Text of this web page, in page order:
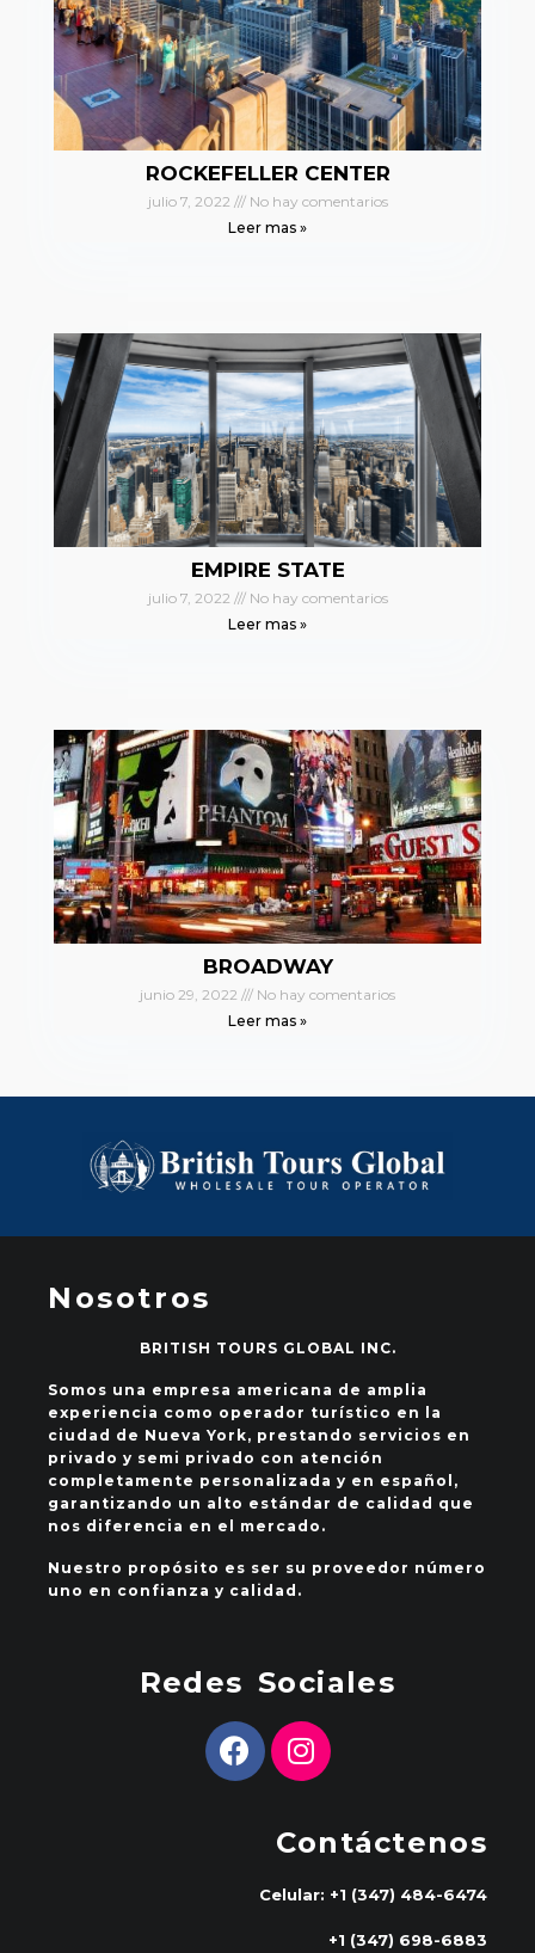
ROCKEFELLER CENTER
julio 7, 2022
No hay comentarios
Leer mas »
EMPIRE STATE
julio 7, 2022
No hay comentarios
Leer mas »
BROADWAY
junio 29, 2022
No hay comentarios
Leer mas »
Nosotros
BRITISH TOURS GLOBAL INC.
Somos una empresa americana de amplia
experiencia como operador turístico en la
ciudad de Nueva York, prestando servicios en
privado y semi privado con atención
completamente personalizada y en español,
garantizando un alto estándar de calidad que
nos diferencia en el mercado.
Nuestro propósito es ser su proveedor número
uno en confianza y calidad.
Redes Sociales
Contáctenos
Celular: +1 (347) 484-6474
+1 (347) 698-6883